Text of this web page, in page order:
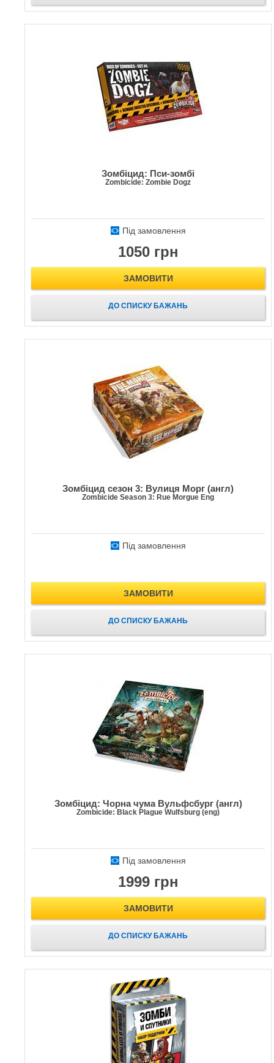
Зомбіцид: Пси-зомбі
Zombicide: Zombie Dogz
Під замовлення
1050 грн
ЗАМОВИТИ
ДО СПИСКУ БАЖАНЬ
Зомбіцид сезон 3: Вулиця Морг (англ)
Zombicide Season 3: Rue Morgue Eng
Під замовлення
ЗАМОВИТИ
ДО СПИСКУ БАЖАНЬ
Зомбіцид: Чорна чума Вульфсбург (англ)
Zombicide: Black Plague Wulfsburg (eng)
Під замовлення
1999 грн
ЗАМОВИТИ
ДО СПИСКУ БАЖАНЬ